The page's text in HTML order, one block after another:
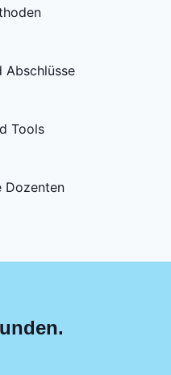
Abschlüsse
Tools
Dozenten